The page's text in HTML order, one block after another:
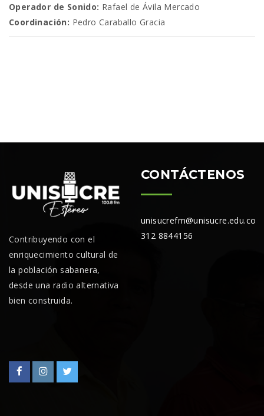
Operador de Sonido: Rafael de Ávila Mercado
Coordinación: Pedro Caraballo Gracia
Contribuyendo con el
enriquecimiento cultural de
la población sabanera,
desde una radio alternativa
bien construida.
CONTÁCTENOS
unisucrefm@unisucre.edu.co
312 8844156